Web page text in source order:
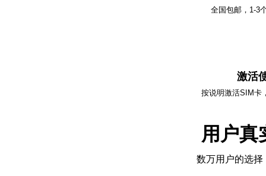
全国包邮，1-3
激活
按说明激活SIM卡
用户真
数万用户的选择